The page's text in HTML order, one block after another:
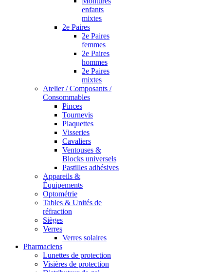
enfants
mixtes
2e Paires
2e Paires
femmes
2e Paires
hommes
2e Paires
mixtes
Atelier / Composants /
Consommables
Pinces
Tournevis
Plaquettes
Visseries
Cavaliers
Ventouses &
Blocks universels
Pastilles adhésives
Appareils &
Équipements
Optométrie
Tables & Unités de
réfraction
Sièges
Verres
Verres solaires
Pharmaciens
Lunettes de protection
Visières de protection